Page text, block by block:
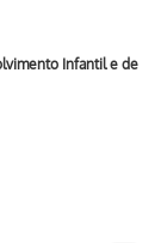
Infantil e de